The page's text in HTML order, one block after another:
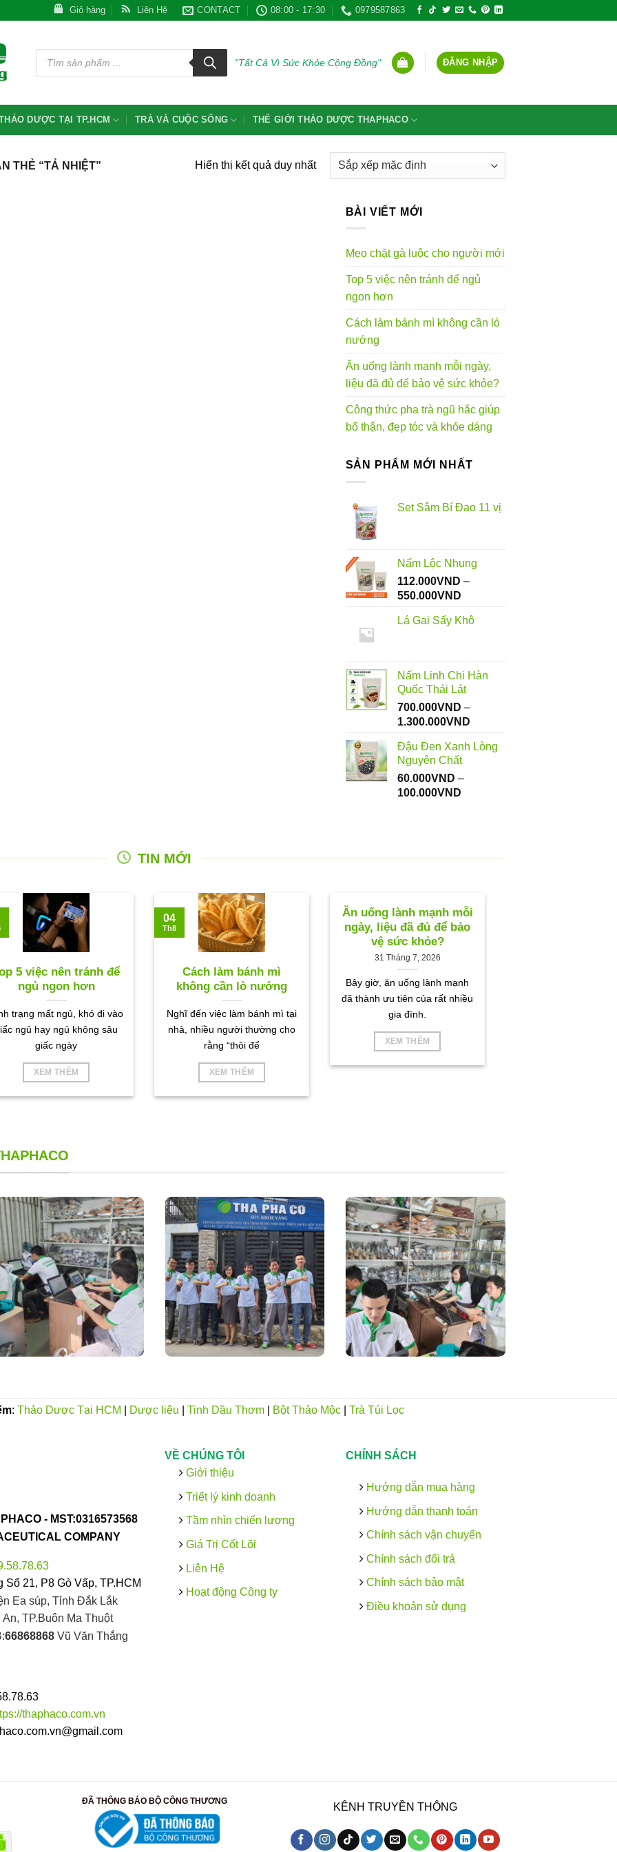
Giỏ hàng Liên Hệ CONTACT 08:00 - 17:30 0979587863
Tìm
kiếm
phẩm
"Tất Cả Vì Sức Khỏe Cộng Đồng" ĐĂNG NHẬP
DƯỢC TẠI TP.HCM TRÀ VÀ CUỘC SỐNG THẾ GIỚI THẢO DƯỢC THAPHACO
THẺ “TẢ NHIỆT” Hiển thị kết quả duy nhất
BÀI VIẾT MỚI
Mẹo chặt gà luộc cho người mới
Top 5 việc nên tránh để ngủ
ngon hơn
Cách làm bánh mì không cần lò
nướng
Ăn uống lành mạnh mỗi ngày,
liệu đã đủ để bảo vệ sức khỏe?
Công thức pha trà ngũ hắc giúp
bổ thận, đẹp tóc và khỏe dáng
SẢN PHẨM MỚI NHẤT
Set Sâm Bí Đao 11 vị
Nấm Lộc Nhung
112.000VND –
550.000VNDKhoảng
từ
Lá Gai Sấy Khô
Nấm Linh Chi Hàn
Quốc Thái Lát
700.000VND –
1.300.000VNDKhoảng
từ
Đậu Đen Xanh Lòng
Nguyên Chất
60.000VND –
100.000VNDKhoảng
TIN MỚI
5 việc nên tránh để
ngủ ngon hơn
trạng mất ngủ, khó đi vào
ngủ hay ngủ không sâu
giấc ngày
XEM THÊM
Cách làm bánh mì
không cần lò nướng
Nghĩ đến việc làm bánh mì tại
nhà, nhiều người thường cho
rằng “thôi để
XEM THÊM
04
Th8
Ăn uống lành mạnh mỗi
ngày, liệu đã đủ để bảo
vệ sức khỏe?
31 Tháng 7, 2026
Bây giờ, ăn uống lành mạnh
đã thành ưu tiên của rất nhiều
gia đình.
XEM THÊM
: Thảo Dược Tại HCM Dược liệu Tinh Dầu Thơm| Bột Thảo Mộc| Trà Túi Lọc
-MST:0316573568
COMPANY
21, P8 Gò Vấp, TP.HCM
Ea súp, Tỉnh Đắk Lắk
TP.Buôn Ma Thuột
66868868Vũ Văn Thắng
thaphaco.com.vn
VỀ CHÚNG TÔI
Giới thiệu
Triết lý kinh doanh
Tầm nhìn chiến lượng
Giá Trị Cốt Lõi
Liên Hệ
Hoạt động Công ty
CHÍNH SÁCH
Hướng dẫn mua hàng
Hướng dẫn thanh toán
Chính sách vận chuyển
Chính sách đổi trả
Chính sách bảo mật
Điều khoản sử dụng
ĐÃ THÔNG BÁO BỘ CÔNG THƯƠNG KÊNH TRUYỀN THÔNG